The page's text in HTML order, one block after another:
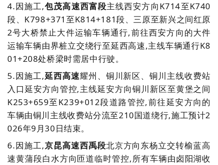
4.因施工,包茂高速西富段主线西安方向K714至K740
段、K798+371至K814+181段、三原至新兴之间红原
2号大桥禁止大件运输车辆通行,前往西安方向的大件
运输车辆由界桩立交绕行至延西高速,主线车辆通行K8
01+208处桥梁时需居中行驶。
5.因施工,延西高速耀州、铜川新区、铜川主线收费站
入口延安方向管控,主线延安方向铜川新区至黄堡之间
K253+659至K239+012段道路管控,前往延安方向的
车辆由铜川主线收费站分流至210国道绕行,施工预计2
026年9月30日结束。
6.因施工,京昆高速西禹段北京方向东杨立交转榆蓝高
速黄蒲段白水方向匝道临时管控,所有车辆由卤阳湖收